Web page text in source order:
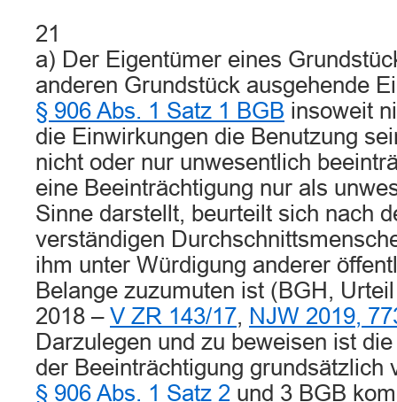
21
a) Der Eigentümer eines
anderen Grundstück ausgehende
§ 906 Abs. 1 Satz 1 BGB insoweit
die Einwirkungen die Benutzung
nicht oder nur unwesentlich
eine Beeinträchtigung nur als
Sinne darstellt, beurteilt sich nach
verständigen
ihm unter Würdigung anderer
Belange zuzumuten ist (BGH,
2018 – V ZR 143/17, NJW 2019,
Darzulegen und zu beweisen ist
der Beeinträchtigung grundsätzlich
§ 906 Abs. 1 Satz 2 und 3 BGB